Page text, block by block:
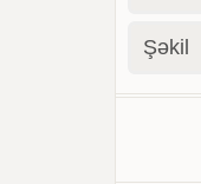
Şəkil